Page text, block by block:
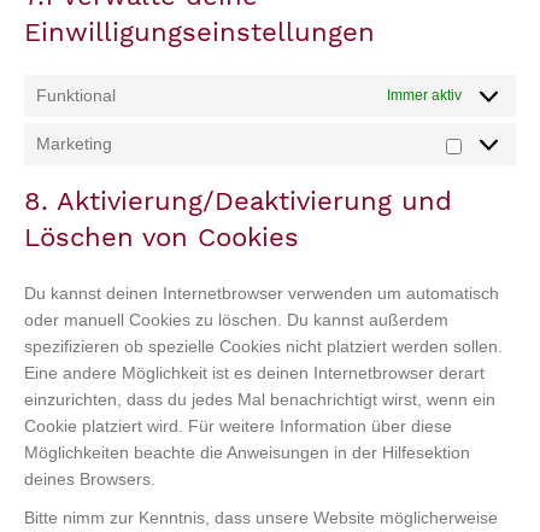
Einwilligungseinstellungen
Funktional Immer aktiv
Marketing
8. Aktivierung/Deaktivierung und
Löschen von Cookies
Du kannst deinen Internetbrowser verwenden um automatisch
oder manuell Cookies zu löschen. Du kannst außerdem
spezifizieren ob spezielle Cookies nicht platziert werden sollen.
Eine andere Möglichkeit ist es deinen Internetbrowser derart
einzurichten, dass du jedes Mal benachrichtigt wirst, wenn ein
Cookie platziert wird. Für weitere Information über diese
Möglichkeiten beachte die Anweisungen in der Hilfesektion
deines Browsers.
Bitte nimm zur Kenntnis, dass unsere Website möglicherweise